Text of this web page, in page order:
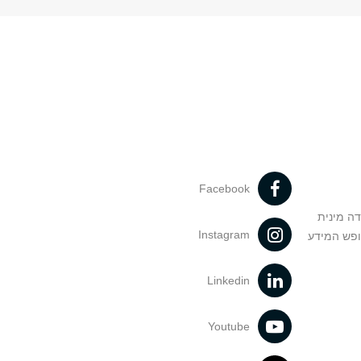
מינית
המידע
Facebook
Instagram
Linkedin
Youtube